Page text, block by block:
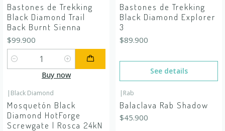
Bastones de Trekking
Black Diamond Trail
Back Burnt Sienna
$99.900
Quantity
Buy now
Bastones de Trekking
Black Diamond Explorer
3
$89.900
See details
| Black Diamond
Mosquetón Black
Diamond HotForge
Screwgate | Rosca 24kN
| Rab
Balaclava Rab Shadow
$45.900